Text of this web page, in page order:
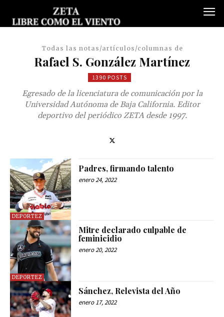
Todas las notas/artículos/columnas de
Rafael S. González Martínez
1390 POSTS
Egresado de la licenciatura de comunicación por la
Universidad Autónoma de Baja California. Editor
deportivo del periódico ZETA desde 1997.
DEPORTEZ
Padres, firmando talento
enero 24, 2022
DEPORTEZ
Mitre declarado culpable de
feminicidio
enero 20, 2022
Sánchez, Relevista del Año
enero 17, 2022